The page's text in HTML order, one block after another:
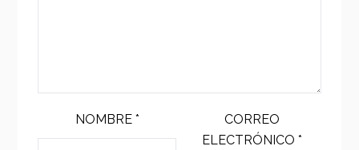
NOMBRE *
CORREO
ELECTRÓNICO *